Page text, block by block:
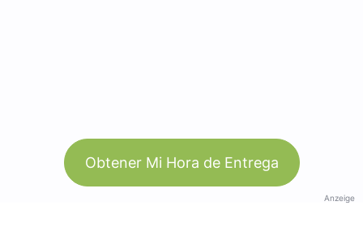
Obtener Mi Hora de Entrega
Anzeige